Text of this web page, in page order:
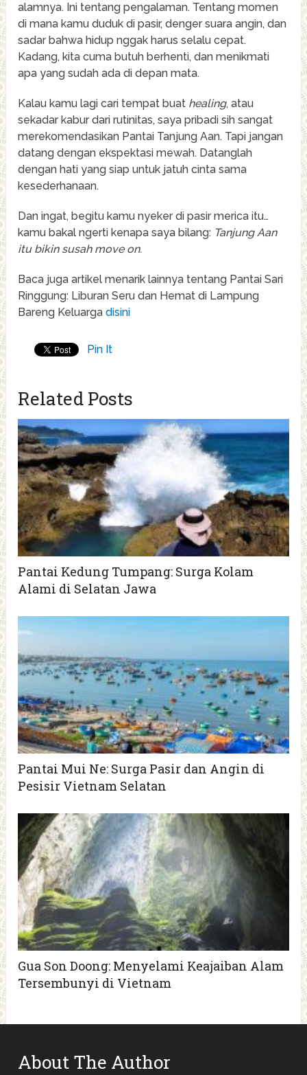
alamnya. Ini tentang pengalaman. Tentang momen
di mana kamu duduk di pasir, denger suara angin, dan
sadar bahwa hidup nggak harus selalu cepat.
Kadang, kita cuma butuh berhenti, dan menikmati
apa yang sudah ada di depan mata.
Kalau kamu lagi cari tempat buat healing, atau
sekadar kabur dari rutinitas, saya pribadi sih sangat
merekomendasikan Pantai Tanjung Aan. Tapi jangan
datang dengan ekspektasi mewah. Datanglah
dengan hati yang siap untuk jatuh cinta sama
kesederhanaan.
Dan ingat, begitu kamu nyeker di pasir merica itu…
kamu bakal ngerti kenapa saya bilang: Tanjung Aan
itu bikin susah move on.
Baca juga artikel menarik lainnya tentang Pantai Sari
Ringgung: Liburan Seru dan Hemat di Lampung
Bareng Keluargadisini
Pin It
Related Posts
Pantai Kedung Tumpang: Surga Kolam
Alami di Selatan Jawa
Pantai Mui Ne: Surga Pasir dan Angin di
Pesisir Vietnam Selatan
Gua Son Doong: Menyelami Keajaiban Alam
Tersembunyi di Vietnam
About The Author